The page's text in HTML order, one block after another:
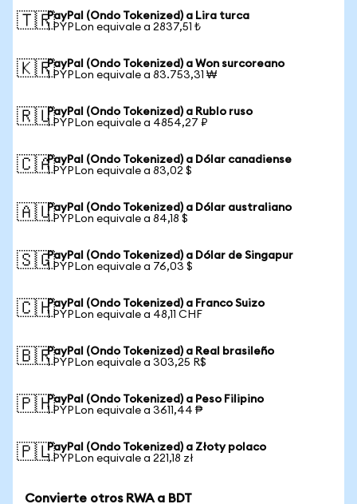
🇹🇷PayPal (Ondo Tokenized) a Lira turca
1 PYPLon equivale a 2837,51 ₺
🇰🇷PayPal (Ondo Tokenized) a Won surcoreano
1 PYPLon equivale a 83.753,31 ₩
🇷🇺PayPal (Ondo Tokenized) a Rublo ruso
1 PYPLon equivale a 4854,27 ₽
🇨🇦PayPal (Ondo Tokenized) a Dólar canadiense
1 PYPLon equivale a 83,02 $
🇦🇺PayPal (Ondo Tokenized) a Dólar australiano
1 PYPLon equivale a 84,18 $
🇸🇬PayPal (Ondo Tokenized) a Dólar de Singapur
1 PYPLon equivale a 76,03 $
🇨🇭PayPal (Ondo Tokenized) a Franco Suizo
1 PYPLon equivale a 48,11 CHF
🇧🇷PayPal (Ondo Tokenized) a Real brasileño
1 PYPLon equivale a 303,25 R$
🇵🇭PayPal (Ondo Tokenized) a Peso Filipino
1 PYPLon equivale a 3611,44 ₱
🇵🇱PayPal (Ondo Tokenized) a Złoty polaco
1 PYPLon equivale a 221,18 zł
Convierte otros RWA a BDT